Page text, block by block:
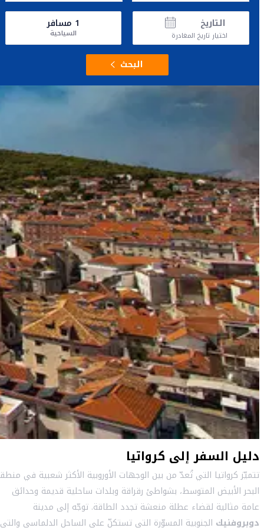
التاريخ
اختيار تاريخ المغادرة
1 مسافر
السياحية
البحث
دليل السفر إلى كرواتيا
تتميّز كرواتيا التي تُعدّ من بين الوجهات الأوروبية الأكثر شعبية في
البحر الأبيض المتوسط، بشواطئ رقراقة وبلدات ساحلية قديمة وحدائق
عامة مثالية لقضاء عطلة منعشة تجدد الطاقة. توجّه إلى مدينة
دوبروفنيك الجنوبية المسوّرة التي تستكنّ على الساحل الدلماسي والتي